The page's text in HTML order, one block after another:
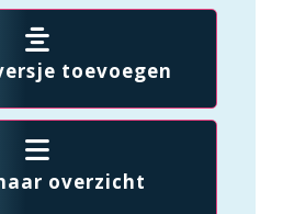
toevoegen
overzicht